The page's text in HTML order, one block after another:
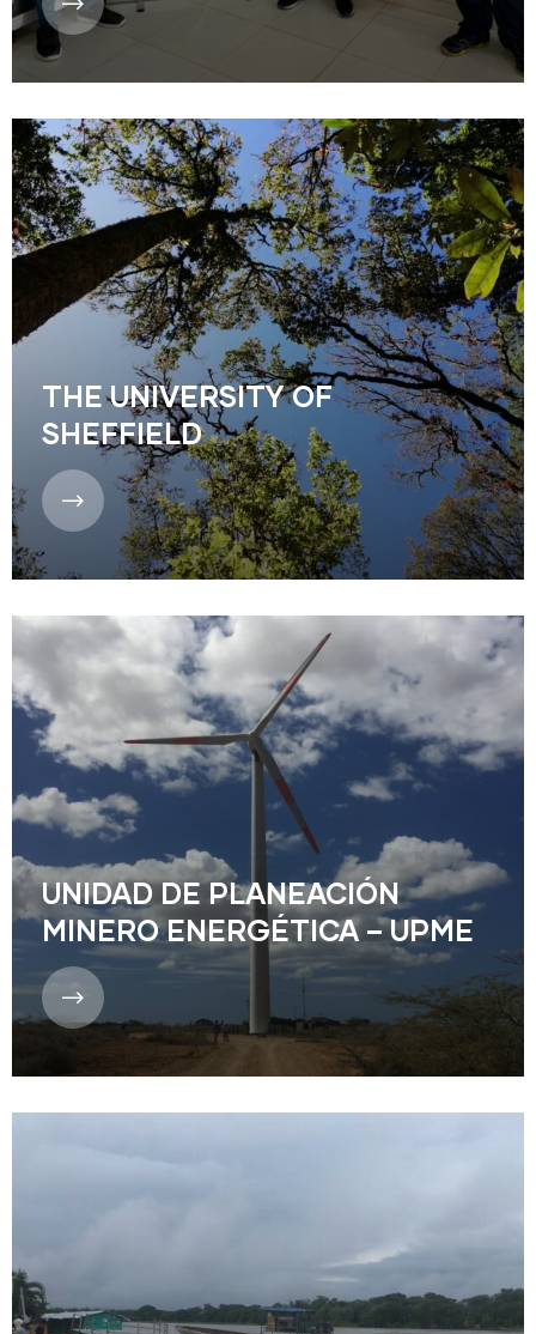
THE UNIVERSITY OF
SHEFFIELD
UNIDAD DE PLANEACIÓN
MINERO ENERGÉTICA – UPME